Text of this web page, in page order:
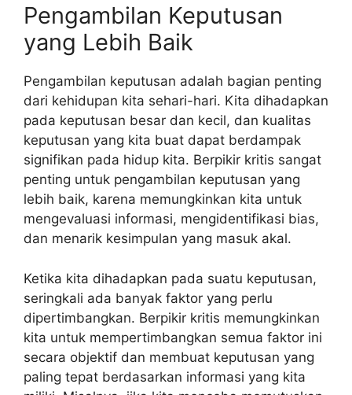
Pengambilan Keputusan
yang Lebih Baik
Pengambilan keputusan adalah bagian penting
dari kehidupan kita sehari-hari. Kita dihadapkan
pada keputusan besar dan kecil, dan kualitas
keputusan yang kita buat dapat berdampak
signifikan pada hidup kita. Berpikir kritis sangat
penting untuk pengambilan keputusan yang
lebih baik, karena memungkinkan kita untuk
mengevaluasi informasi, mengidentifikasi bias,
dan menarik kesimpulan yang masuk akal.
Ketika kita dihadapkan pada suatu keputusan,
seringkali ada banyak faktor yang perlu
dipertimbangkan. Berpikir kritis memungkinkan
kita untuk mempertimbangkan semua faktor ini
secara objektif dan membuat keputusan yang
paling tepat berdasarkan informasi yang kita